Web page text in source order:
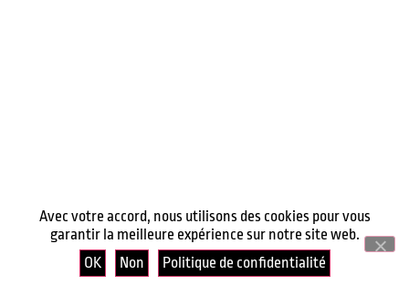
Avec votre accord, nous utilisons des cookies pour vous
garantir la meilleure expérience sur notre site web.
OK
Non Politique de confidentialité